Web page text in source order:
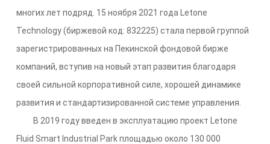
многих лет подряд. 15 ноября 2021 года Letone
Technology (биржевой код: 832225) стала первой группой
зарегистрированных на Пекинской фондовой бирже
компаний, вступив на новый этап развития благодаря
своей сильной корпоративной силе, хорошей динамике
развития и стандартизированной системе управления.
В 2019 году введен в эксплуатацию проект Letone
Fluid Smart Industrial Park площадью около 130 000